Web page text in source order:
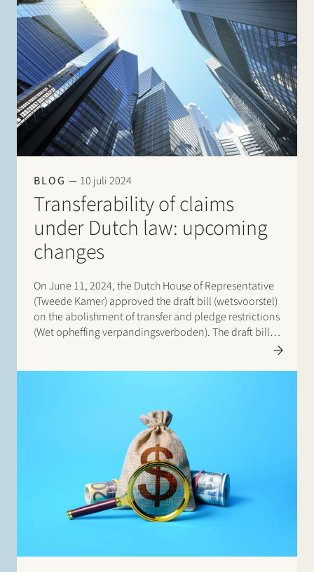
BLOG 10 juli 2024
Transferability of claims
under Dutch law: upcoming
changes
On June 11, 2024, the Dutch House of Representative
(Tweede Kamer) approved the draft bill (wetsvoorstel)
on the abolishment of transfer and pledge restrictions
(Wet opheffing verpandingsverboden). The draft bill